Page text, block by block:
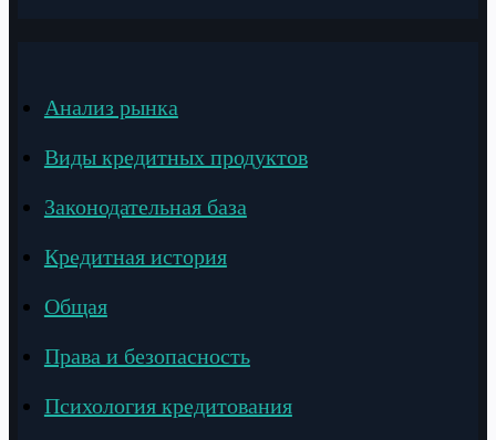
Анализ рынка
Виды кредитных продуктов
Законодательная база
Кредитная история
Общая
Права и безопасность
Психология кредитования